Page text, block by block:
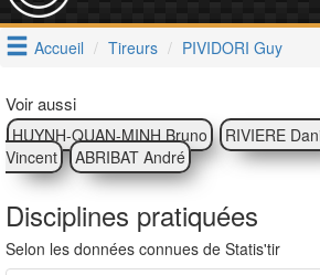
Accueil Tireurs PIVIDORI Guy
Voir aussi
HUYNH-QUAN-MINH Bruno RIVIERE
Vincent
ABRIBAT André
Disciplines pratiquées
Selon les données connues de Statis'tir